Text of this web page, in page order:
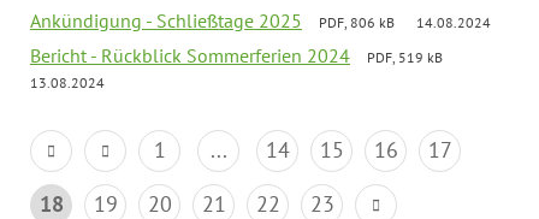
Ankündigung - Schließtage 2025 PDF, 806 kB 14.08.2024
Bericht - Rückblick Sommerferien 2024
PDF, 519 kB
13.08.2024
1 ... 14 15 16
17
18
19 20 21 22 23